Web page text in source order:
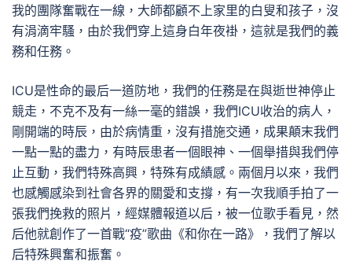
我的團隊奮戰在一線，大師都顧不上家里的白叟和孩子，沒
有涓滴牢騷，由於我們穿上這身白年夜褂，這就是我們的義
務和任務。
ICU是性命的最后一道防地，我們的任務是在與逝世神停止
競走，不克不及有一絲一毫的錯誤，我們ICU收治的病人，
剛開端的時辰，由於病情重，沒有措施交通，成果顛末我們
一點一點的盡力，有時辰患者一個眼神、一個舉措與我們停
止互動，我們特殊高興，特殊有成績感。兩個月以來，我們
也感觸感染到社會各界的關愛和支撐，有一次我順手拍了一
張我們挽救的照片，經媒體報道以后，被一位歌手看見，然
后他就創作了一首戰“疫”歌曲《和你在一路》，我們了解以
后特殊興奮和振奮。